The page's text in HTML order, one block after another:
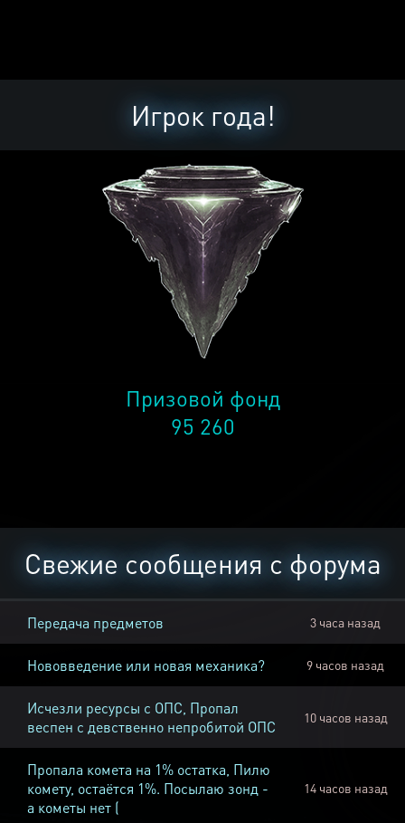
Игрок года!
Призовой фонд
95 260
Свежие сообщения с форума
Передача предметов 3 часа назад
Нововведение или новая механика? 9 часов назад
Исчезли ресурсы с ОПС, Пропал
веспен с девственно непробитой ОПС
10 часов назад
Пропала комета на 1% остатка, Пилю
комету, остаётся 1%. Посылаю зонд -
а кометы нет (
14 часов назад